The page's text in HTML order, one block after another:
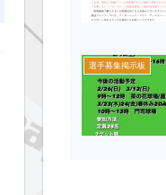
選手募集掲示板